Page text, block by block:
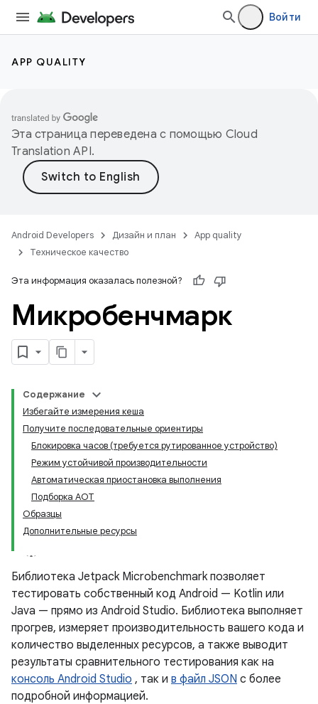
Войти
APP QUALITY
Эта страница переведена с помощью Cloud
Translation API.
Android Developers Дизайн и план
App quality
Техническое качество
Эта информация оказалась полезной?
Микробенчмарк
Содержание
Избегайте измерения кеша
Получите последовательные ориентиры
Блокировка часов (требуется рутированное устройство)
Режим устойчивой производительности
Автоматическая приостановка выполнения
Подборка АОТ
Образцы
Дополнительные ресурсы
Библиотека Jetpack Microbenchmark позволяет
тестировать собственный код Android — Kotlin или
Java — прямо из Android Studio. Библиотека выполняет
прогрев, измеряет производительность вашего кода и
количество выделенных ресурсов, а также выводит
результаты сравнительного тестирования как на
консоль Android Studio , так и в файл JSON с более
подробной информацией.